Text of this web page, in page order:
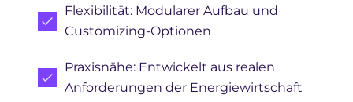
Flexibilität: Modularer Aufbau und
Customizing-Optionen
Praxisnähe: Entwickelt aus realen
Anforderungen der Energiewirtschaft